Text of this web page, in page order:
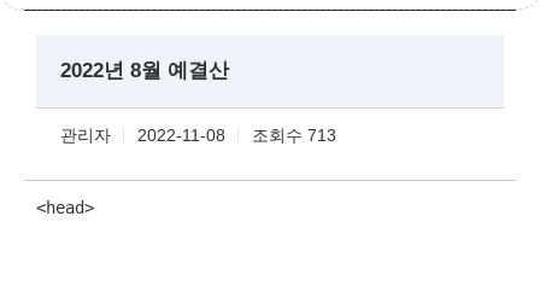
2022년 8월 예결산
관리자 2022-11-08 조회수 713
<head>